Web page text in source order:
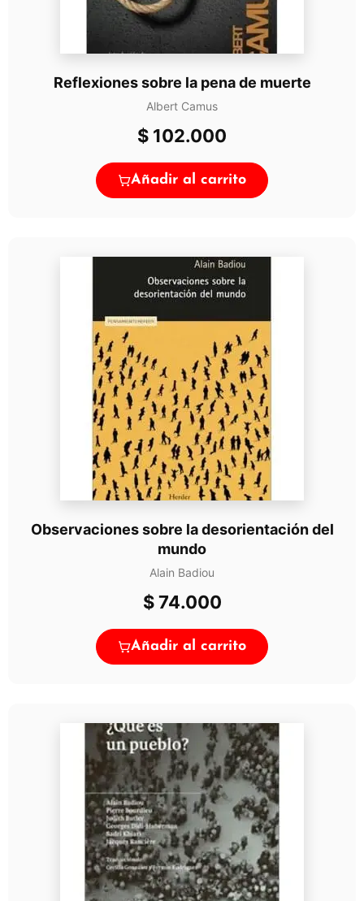
Reflexiones sobre la pena de muerte
Albert Camus
$ 102.000
Añadir al carrito
Observaciones sobre la desorientación del
mundo
Alain Badiou
$74.000
Añadir al carrito